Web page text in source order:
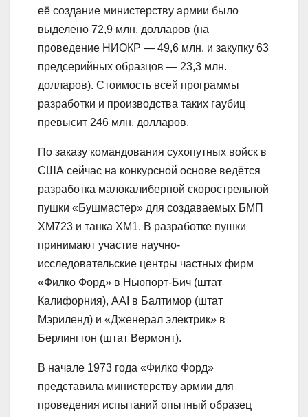
её создание министерству армии было
выделено 72,9 млн. долларов (на
проведение НИОКР — 49,6 млн. и закупку 63
предсерийных образцов — 23,3 млн.
долларов). Стоимость всей программы
разработки и производства таких гаубиц
превысит 246 млн. долларов.
По заказу командования сухопутных войск в
США сейчас на конкурсной основе ведётся
разработка малокалиберной скорострельной
пушки «Бушмастер» для создаваемых БМП
ХМ723 и танка ХМ1. В разработке пушки
принимают участие научно-
исследовательские центры частных фирм
«Филко Форд» в Ньюпорт-Бич (штат
Калифорния), AAI в Балтимор (штат
Мэриленд) и «Дженерал электрик» в
Берлингтон (штат Вермонт).
В начале 1973 года «Филко Форд»
представила министерству армии для
проведения испытаний опытный образец